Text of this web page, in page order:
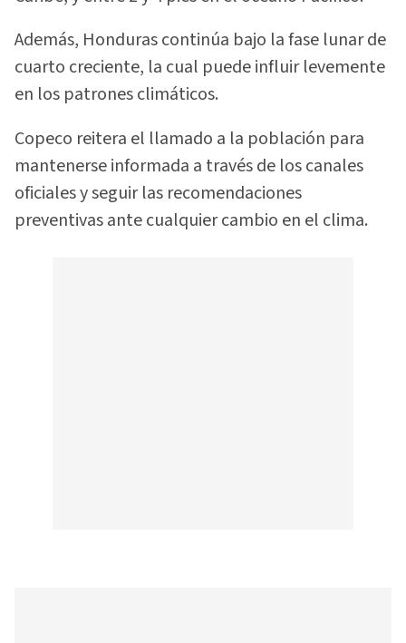
Además, Honduras continúa bajo la fase lunar de
cuarto creciente, la cual puede influir levemente
en los patrones climáticos.
Copeco reitera el llamado a la población para
mantenerse informada a través de los canales
oficiales y seguir las recomendaciones
preventivas ante cualquier cambio en el clima.